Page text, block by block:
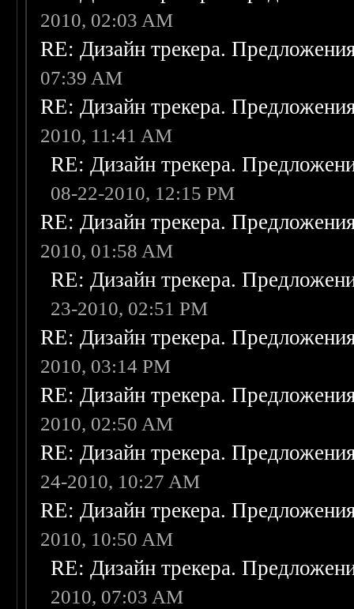
2010, 02:03 AM
RE: Дизайн трекера.
07:39 AM
RE: Дизайн трекера.
2010, 11:41 AM
RE: Дизайн трекера.
08-22-2010, 12:15 PM
RE: Дизайн трекера.
2010, 01:58 AM
RE: Дизайн трекера.
23-2010, 02:51 PM
RE: Дизайн трекера.
2010, 03:14 PM
RE: Дизайн трекера.
2010, 02:50 AM
RE: Дизайн трекера.
24-2010, 10:27 AM
RE: Дизайн трекера.
2010, 10:50 AM
RE: Дизайн трекера.
2010, 07:03 AM